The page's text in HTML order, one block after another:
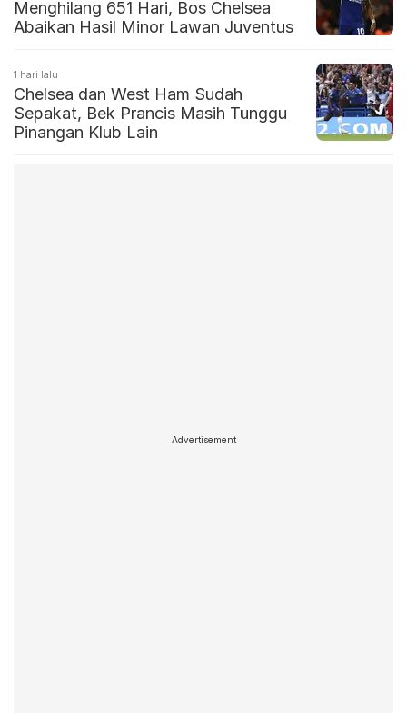
Menghilang 651 Hari, Bos Chelsea
Abaikan Hasil Minor Lawan Juventus
1 hari lalu
Chelsea dan West Ham Sudah
Sepakat, Bek Prancis Masih Tunggu
Pinangan Klub Lain
Advertisement